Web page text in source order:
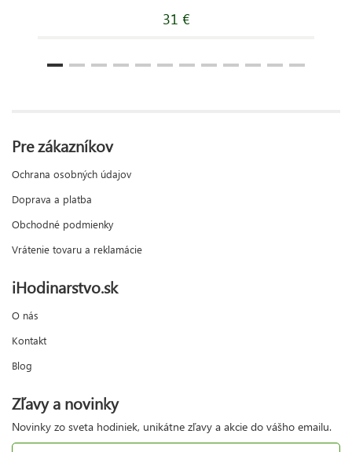
31 €
Pre zákazníkov
Ochrana osobných údajov
Doprava a platba
Obchodné podmienky
Vrátenie tovaru a reklamácie
iHodinarstvo.sk
O nás
Kontakt
Blog
Zľavy a novinky
Novinky zo sveta hodiniek, unikátne zľavy a akcie do vášho emailu.